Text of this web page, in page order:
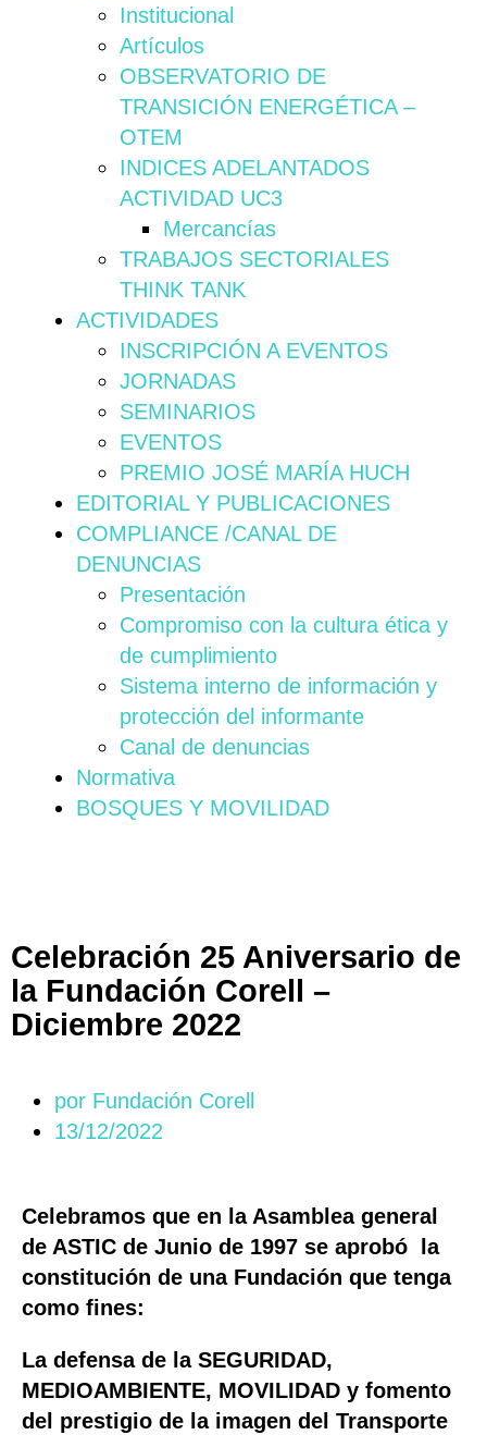
Institucional
Artículos
OBSERVATORIO DE
TRANSICIÓN ENERGÉTICA –
OTEM
INDICES ADELANTADOS
ACTIVIDAD UC3
Mercancías
TRABAJOS SECTORIALES
THINK TANK
ACTIVIDADES
INSCRIPCIÓN A EVENTOS
JORNADAS
SEMINARIOS
EVENTOS
PREMIO JOSÉ MARÍA HUCH
EDITORIAL Y PUBLICACIONES
COMPLIANCE /CANAL DE
DENUNCIAS
Presentación
Compromiso con la cultura ética y
de cumplimiento
Sistema interno de información y
protección del informante
Canal de denuncias
Normativa
BOSQUES Y MOVILIDAD
Celebración 25 Aniversario de
la Fundación Corell –
Diciembre 2022
por Fundación Corell
13/12/2022
Celebramos que en la Asamblea general
de ASTIC de Junio de 1997 se aprobó la
constitución de una Fundación que tenga
como fines:
La defensa de la SEGURIDAD,
MEDIOAMBIENTE, MOVILIDAD y fomento
del prestigio de la imagen del Transporte